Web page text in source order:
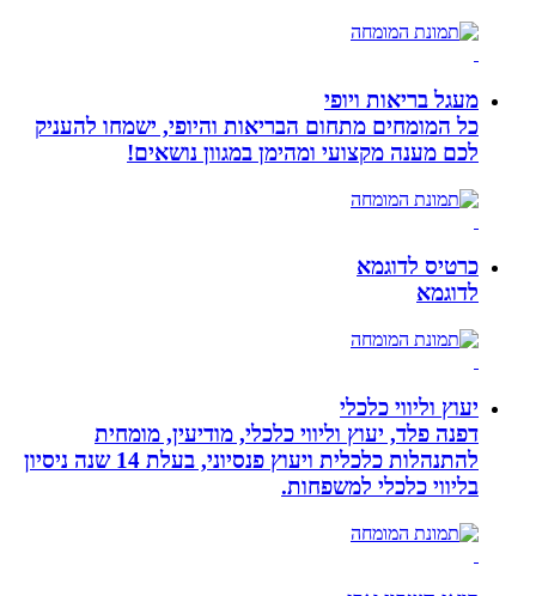
מעגל בריאות ויופי
כל המומחים מתחום הבריאות והיופי, ישמחו להעניק
לכם מענה מקצועי ומהימן במגוון נושאים!
כרטיס לדוגמא
לדוגמא
יעוץ וליווי כלכלי
דפנה פלד, יעוץ וליווי כלכלי, מודיעין, מומחית
להתנהלות כלכלית ויעוץ פנסיוני, בעלת 14 שנה ניסיון
בליווי כלכלי למשפחות.